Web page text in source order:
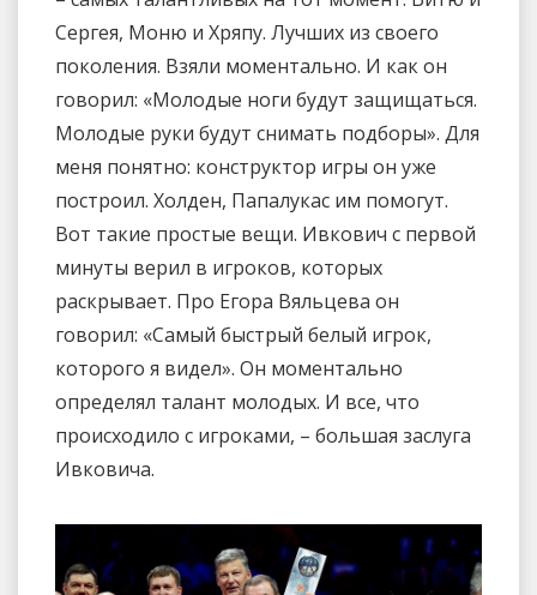
Сергея, Моню и Хряпу. Лучших из своего
поколения. Взяли моментально. И как он
говорил: «Молодые ноги будут защищаться.
Молодые руки будут снимать подборы». Для
меня понятно: конструктор игры он уже
построил. Холден, Папалукас им помогут.
Вот такие простые вещи. Ивкович с первой
минуты верил в игроков, которых
раскрывает. Про Егора Вяльцева он
говорил: «Самый быстрый белый игрок,
которого я видел». Он моментально
определял талант молодых. И все, что
происходило с игроками, – большая заслуга
Ивковича.